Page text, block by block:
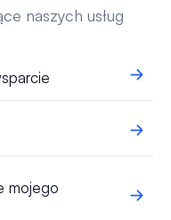
naszych usług
mojego